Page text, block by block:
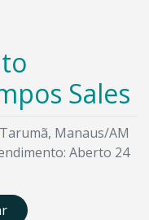
Sales
Manaus/AM
Aberto 24